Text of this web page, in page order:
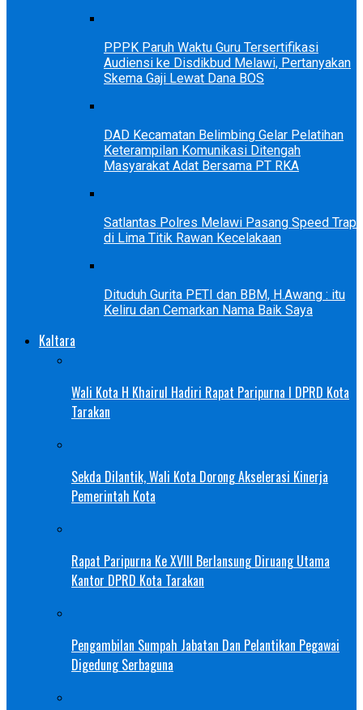
PPPK Paruh Waktu Guru Tersertifikasi
Audiensi ke Disdikbud Melawi, Pertanyakan
Skema Gaji Lewat Dana BOS
DAD Kecamatan Belimbing Gelar Pelatihan
Keterampilan Komunikasi Ditengah
Masyarakat Adat Bersama PT RKA
Satlantas Polres Melawi Pasang Speed Trap
di Lima Titik Rawan Kecelakaan
Dituduh Gurita PETI dan BBM, H.Awang : itu
Keliru dan Cemarkan Nama Baik Saya
Kaltara
Wali Kota H Khairul Hadiri Rapat Paripurna I DPRD Kota
Tarakan
Sekda Dilantik, Wali Kota Dorong Akselerasi Kinerja
Pemerintah Kota
Rapat Paripurna Ke XVIII Berlansung Diruang Utama
Kantor DPRD Kota Tarakan
Pengambilan Sumpah Jabatan Dan Pelantikan Pegawai
Digedung Serbaguna